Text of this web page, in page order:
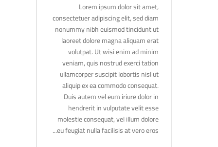
Lorem ipsum dolor sit amet,
consectetuer adipiscing elit, sed diam
nonummy nibh euismod tincidunt ut
laoreet dolore magna aliquam erat
volutpat. Ut wisi enim ad minim
veniam, quis nostrud exerci tation
ullamcorper suscipit lobortis nisl ut
aliquip ex ea commodo consequat.
Duis autem vel eum iriure dolor in
hendrerit in vulputate velit esse
molestie consequat, vel illum dolore
eu feugiat nulla facilisis at vero eros...